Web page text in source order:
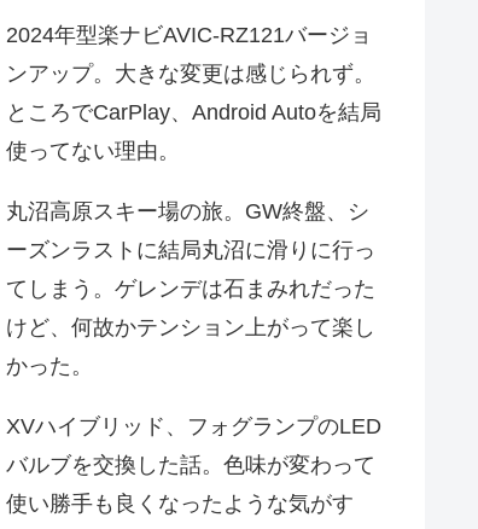
2024年型楽ナビAVIC-RZ121バージョ
ンアップ。大きな変更は感じられず。
ところでCarPlay、Android Autoを結局
使ってない理由。
丸沼高原スキー場の旅。GW終盤、シ
ーズンラストに結局丸沼に滑りに行っ
てしまう。ゲレンデは石まみれだった
けど、何故かテンション上がって楽し
かった。
XVハイブリッド、フォグランプのLED
バルブを交換した話。色味が変わって
使い勝手も良くなったような気がす